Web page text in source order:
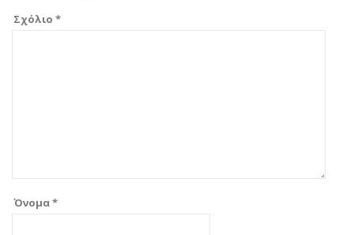
Σχόλιο *
Όνομα*